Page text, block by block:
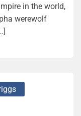
in the world,
werewolf